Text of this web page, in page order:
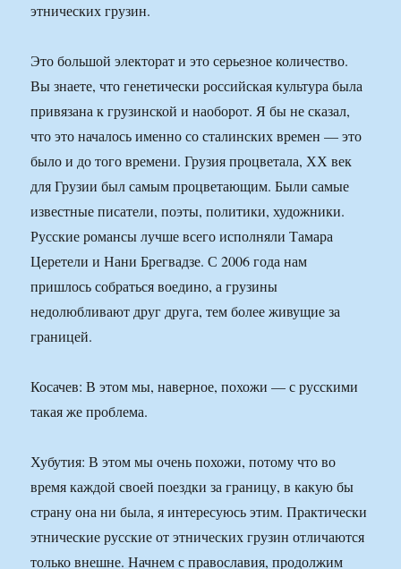
этнических грузин.
Это большой электорат и это серьезное количество.
Вы знаете, что генетически российская культура была
привязана к грузинской и наоборот. Я бы не сказал,
что это началось именно со сталинских времен — это
было и до того времени. Грузия процветала, ХХ век
для Грузии был самым процветающим. Были самые
известные писатели, поэты, политики, художники.
Русские романсы лучше всего исполняли Тамара
Церетели и Нани Брегвадзе. С 2006 года нам
пришлось собраться воедино, а грузины
недолюбливают друг друга, тем более живущие за
границей.
Косачев: В этом мы, наверное, похожи — с русскими
такая же проблема.
Хубутия: В этом мы очень похожи, потому что во
время каждой своей поездки за границу, в какую бы
страну она ни была, я интересуюсь этим. Практически
этнические русские от этнических грузин отличаются
только внешне. Начнем с православия, продолжим